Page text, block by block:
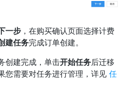
一步，在购买确认页面选择计费
建任务完成订单创建。
创建完成，单击开始任务后迁移
您需要对任务进行管理，详见 任